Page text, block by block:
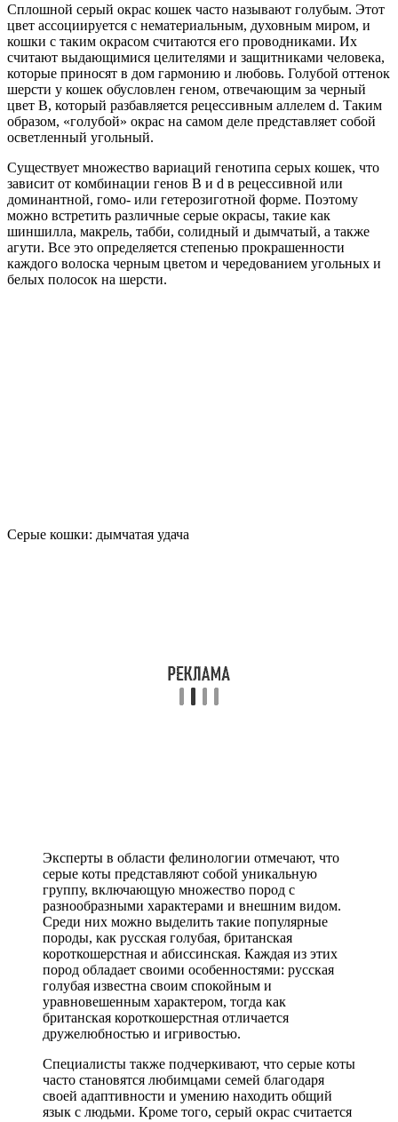
Сплошной серый окрас кошек часто называют голубым. Этот
цвет ассоциируется с нематериальным, духовным миром, и
кошки с таким окрасом считаются его проводниками. Их
считают выдающимися целителями и защитниками человека,
которые приносят в дом гармонию и любовь. Голубой оттенок
шерсти у кошек обусловлен геном, отвечающим за черный
цвет B, который разбавляется рецессивным аллелем d. Таким
образом, «голубой» окрас на самом деле представляет собой
осветленный угольный.
Существует множество вариаций генотипа серых кошек, что
зависит от комбинации генов B и d в рецессивной или
доминантной, гомо- или гетерозиготной форме. Поэтому
можно встретить различные серые окрасы, такие как
шиншилла, макрель, табби, солидный и дымчатый, а также
агути. Все это определяется степенью прокрашенности
каждого волоска черным цветом и чередованием угольных и
белых полосок на шерсти.
Серые кошки: дымчатая удача
Эксперты в области фелинологии отмечают, что
серые коты представляют собой уникальную
группу, включающую множество пород с
разнообразными характерами и внешним видом.
Среди них можно выделить такие популярные
породы, как русская голубая, британская
короткошерстная и абиссинская. Каждая из этих
пород обладает своими особенностями: русская
голубая известна своим спокойным и
уравновешенным характером, тогда как
британская короткошерстная отличается
дружелюбностью и игривостью.
Специалисты также подчеркивают, что серые коты
часто становятся любимцами семей благодаря
своей адаптивности и умению находить общий
язык с людьми. Кроме того, серый окрас считается